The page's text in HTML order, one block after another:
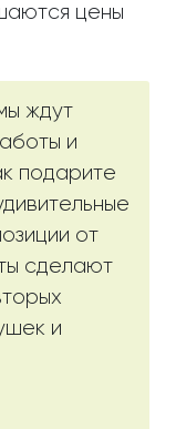
цены
ждут
и
подарите
от
сделают
и